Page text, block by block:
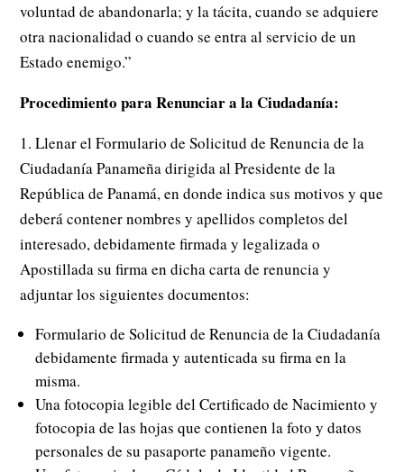
voluntad de abandonarla; y la tácita, cuando se adquiere
otra nacionalidad o cuando se entra al servicio de un
Estado enemigo.”
Procedimiento para Renunciar a la Ciudadanía:
1. Llenar el Formulario de Solicitud de Renuncia de la
Ciudadanía Panameña dirigida al Presidente de la
República de Panamá, en donde indica sus motivos y que
deberá contener nombres y apellidos completos del
interesado, debidamente firmada y legalizada o
Apostillada su firma en dicha carta de renuncia y
adjuntar los siguientes documentos:
Formulario de Solicitud de Renuncia de la Ciudadanía
debidamente firmada y autenticada su firma en la
misma.
Una fotocopia legible del Certificado de Nacimiento y
fotocopia de las hojas que contienen la foto y datos
personales de su pasaporte panameño vigente.